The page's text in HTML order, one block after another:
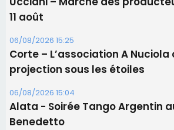
11 août
06/08/2026 15:25
Corte – L’association A
projection sous les étoiles
06/08/2026 15:04
Alata - Soirée Tango Argentin
Benedetto